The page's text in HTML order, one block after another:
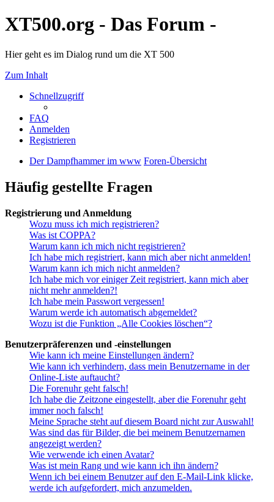
XT500.org - Das Forum -
Hier geht es im Dialog rund um die XT 500
Zum Inhalt
Schnellzugriff
FAQ
Anmelden
Registrieren
Der Dampfhammer im www Foren-Übersicht
Häufig gestellte Fragen
Registrierung und Anmeldung
Wozu muss ich mich registrieren?
Was ist COPPA?
Warum kann ich mich nicht registrieren?
Ich habe mich registriert, kann mich aber nicht anmelden!
Warum kann ich mich nicht anmelden?
Ich habe mich vor einiger Zeit registriert, kann mich aber
nicht mehr anmelden?!
Ich habe mein Passwort vergessen!
Warum werde ich automatisch abgemeldet?
Wozu ist die Funktion „Alle Cookies löschen“?
Benutzerpräferenzen und -einstellungen
Wie kann ich meine Einstellungen ändern?
Wie kann ich verhindern, dass mein Benutzername in der
Online-Liste auftaucht?
Die Forenuhr geht falsch!
Ich habe die Zeitzone eingestellt, aber die Forenuhr geht
immer noch falsch!
Meine Sprache steht auf diesem Board nicht zur Auswahl!
Was sind das für Bilder, die bei meinem Benutzernamen
angezeigt werden?
Wie verwende ich einen Avatar?
Was ist mein Rang und wie kann ich ihn ändern?
Wenn ich bei einem Benutzer auf den E-Mail-Link klicke,
werde ich aufgefordert, mich anzumelden.